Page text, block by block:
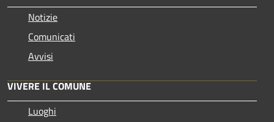
Notizie
Comunicati
Avvisi
VIVERE IL COMUNE
Luoghi